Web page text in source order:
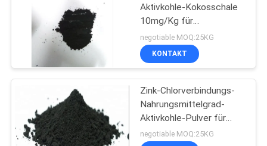
Aktivkohle-
Schwarzes
Aktivkohle-Kokosschale
10mg/Kg für
Wasserbehandlung
negotiable MOQ:25KG
KONTAKT
Zink-Chlorverbindungs-
Nahrungsmittelgrad-
Aktivkohle-Pulver für
Xylose-Maltose-Glukose
negotiable MOQ:25KG